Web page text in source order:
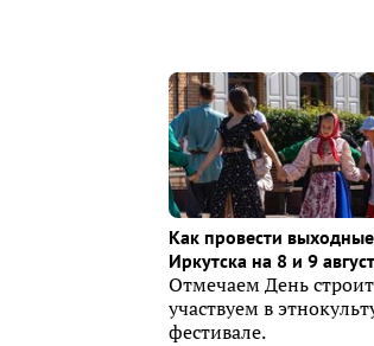
Как провести
Иркутска на 8 и 9
Отмечаем День
участвуем в
фестивале.